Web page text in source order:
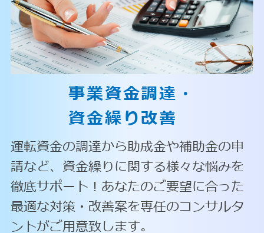
事業資金調達・
資金繰り改善
運転資金の調達から助成金や補助金の申
請など、資金繰りに関する様々な悩みを
徹底サポート！あなたのご要望に合った
最適な対策・改善案を専任のコンサルタ
ントがご用意致します。